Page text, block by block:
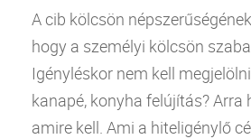
A cib kölcsön
hogy a személyi kölcsön
Igényléskor nem kell
kanapé, konyha felújítás? Arra
amire kell. Ami a hiteligénylő